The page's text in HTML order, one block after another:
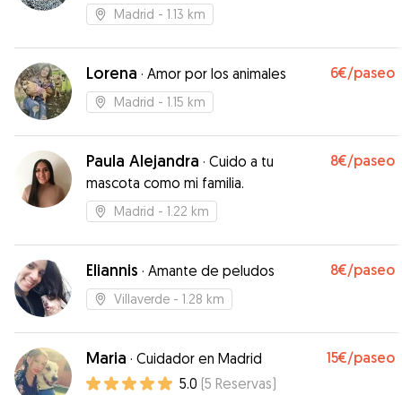
Madrid - 1.13 km
Lorena · Amor por los animales 6€/paseo
Madrid - 1.15 km
Paula Alejandra · Cuido a tu
mascota como mi familia.
8€/paseo
Madrid - 1.22 km
Eliannis · Amante de peludos 8€/paseo
Villaverde - 1.28 km
Maria · Cuidador en Madrid 15€/paseo
5.0 (5 Reservas)